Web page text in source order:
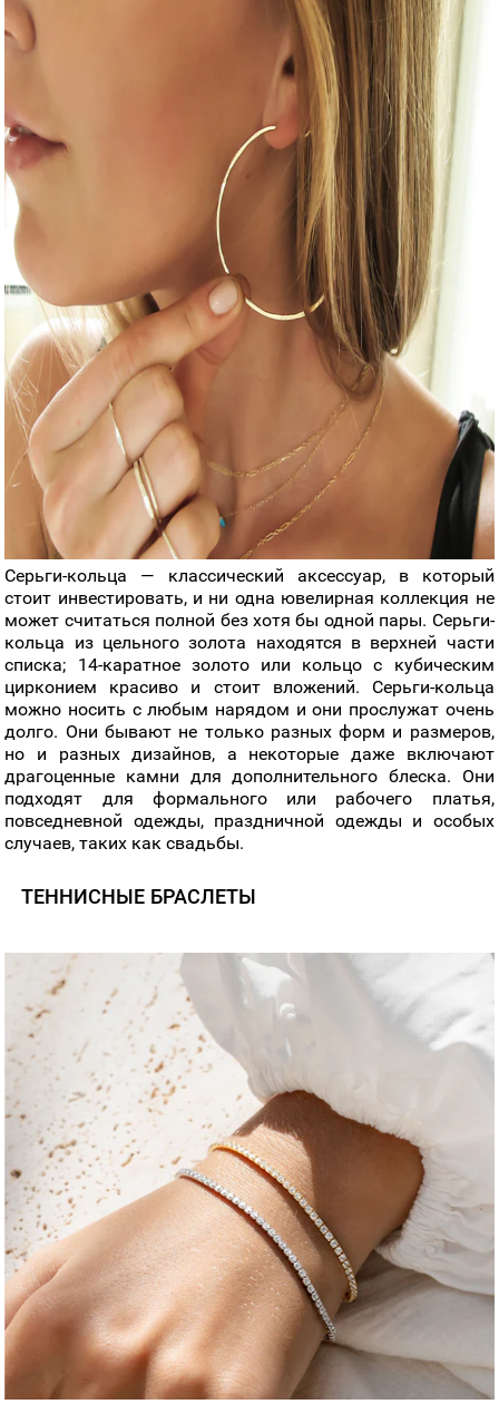
Серьги-кольца — классический аксессуар, в который
стоит инвестировать, и ни одна ювелирная коллекция не
может считаться полной без хотя бы одной пары. Серьги-
кольца из цельного золота находятся в верхней части
списка; 14-каратное золото или кольцо с кубическим
цирконием красиво и стоит вложений. Серьги-кольца
можно носить с любым нарядом и они прослужат очень
долго. Они бывают не только разных форм и размеров,
но и разных дизайнов, а некоторые даже включают
драгоценные камни для дополнительного блеска. Они
подходят для формального или рабочего платья,
повседневной одежды, праздничной одежды и особых
случаев, таких как свадьбы.
ТЕННИСНЫЕ БРАСЛЕТЫ